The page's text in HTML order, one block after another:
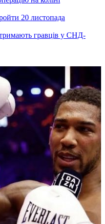
20 листопада
гравців у СНД-